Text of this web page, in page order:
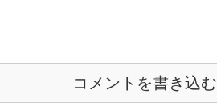
コメントを書き込む